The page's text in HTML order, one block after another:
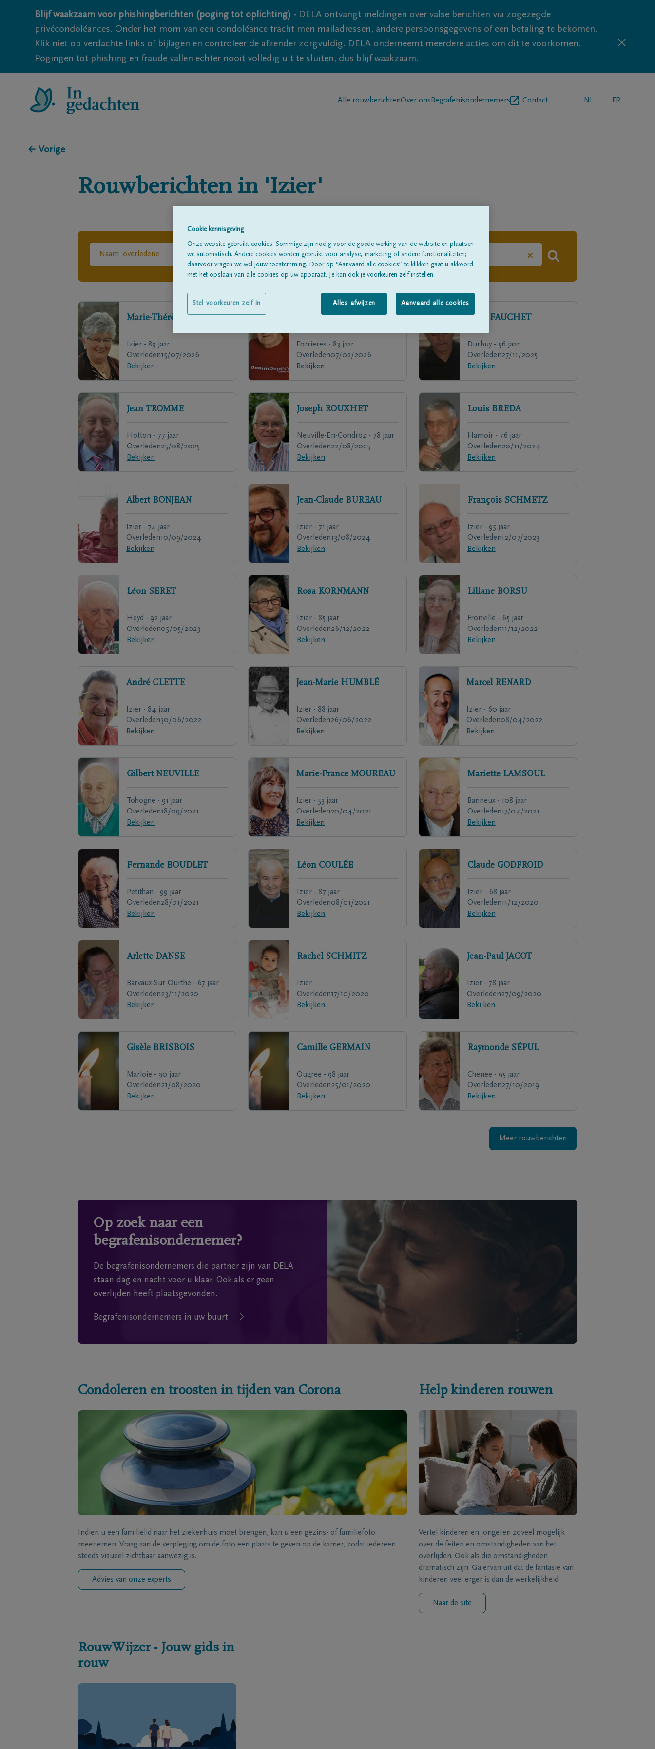
Blijf waakzaam voor phishingberichten (poging tot oplichting) - DELA ontvangt meldingen over valse berichten via zogezegde
privécondoléances. Onder het mom van een condoléance tracht men mailadressen, andere persoonsgegevens of een betaling te bekomen.
Klik niet op verdachte links of bijlagen en controleer de afzender zorgvuldig. DELA onderneemt meerdere acties om dit te voorkomen.
Pogingen tot phishing en fraude vallen echter nooit volledig uit te sluiten, dus blijf waakzaam.
Alle rouwberichtenOver ons Begrafenisondernemers Contact NL FR
← Vorige
Rouwberichten in 'Izier'
×
Marie-Thérèse
Izier - 89 jaar
Overleden15/07/2026
Bekijken
Forrieres - 83 jaar
Overleden07/02/2026
Bekijken
FAUCHET
Durbuy - 56 jaar
Overleden27/11/2025
Bekijken
Jean TROMME
Hotton - 77 jaar
Overleden25/08/2025
Bekijken
Joseph ROUXHET
Neuville-En-Condroz - 78 jaar
Overleden22/08/2025
Bekijken
Louis BREDA
Hamoir - 76 jaar
Overleden20/11/2024
Bekijken
Albert BONJEAN
Izier - 74 jaar
Overleden10/09/2024
Bekijken
Jean-Claude BUREAU
Izier - 71 jaar
Overleden13/08/2024
Bekijken
François SCHMETZ
Izier - 95 jaar
Overleden12/07/2023
Bekijken
Léon SERET
Heyd - 92 jaar
Overleden05/05/2023
Bekijken
Rosa KORNMANN
Izier - 85 jaar
Overleden26/12/2022
Bekijken
Liliane BORSU
Fronville - 65 jaar
Overleden11/12/2022
Bekijken
André CLETTE
Izier - 84 jaar
Overleden30/06/2022
Bekijken
Jean-Marie HUMBLÉ
Izier - 88 jaar
Overleden26/06/2022
Bekijken
Marcel RENARD
Izier - 60 jaar
Overleden08/04/2022
Bekijken
Gilbert NEUVILLE
Tohogne - 91 jaar
Overleden18/09/2021
Bekijken
Marie-France MOUREAU
Izier - 53 jaar
Overleden20/04/2021
Bekijken
Mariette LAMSOUL
Banneux - 108 jaar
Overleden17/04/2021
Bekijken
Fernande BOUDLET
Petithan - 99 jaar
Overleden28/01/2021
Bekijken
Léon COULÉE
Izier - 87 jaar
Overleden08/01/2021
Bekijken
Claude GODFROID
Izier - 68 jaar
Overleden11/12/2020
Bekijken
Arlette DANSE
Barvaux-Sur-Ourthe - 67 jaar
Overleden23/11/2020
Bekijken
Rachel SCHMITZ
Izier
Overleden17/10/2020
Bekijken
Jean-Paul JACOT
Izier - 78 jaar
Overleden27/09/2020
Bekijken
Gisèle BRISBOIS
Marloie - 90 jaar
Overleden21/08/2020
Bekijken
Camille GERMAIN
Ougree - 98 jaar
Overleden25/01/2020
Bekijken
Raymonde SÉPUL
Chenee - 95 jaar
Overleden27/10/2019
Bekijken
Meer rouwberichten
Op zoek naar een
begrafenisondernemer?
De begrafenisondernemers die partner zijn van DELA
staan dag en nacht voor u klaar. Ook als er geen
overlijden heeft plaatsgevonden.
Begrafenisondernemers in uw buurt
Condoleren en troosten in tijden van Corona
Indien u een familielid naar het ziekenhuis moet brengen, kan u een gezins- of familiefoto
meenemen. Vraag aan de verpleging om de foto een plaats te geven op de kamer, zodat iedereen
steeds visueel zichtbaar aanwezig is.
Advies van onze experts
Help kinderen rouwen
Vertel kinderen en jongeren zoveel mogelijk
over de feiten en omstandigheden van het
overlijden. Ook als die omstandigheden
dramatisch zijn. Ga ervan uit dat de fantasie van
kinderen veel erger is dan de werkelijkheid.
Naar de site
RouwWijzer - Jouw gids in
rouw
Cookie kennisgeving
Onze website gebruikt cookies. Sommige zijn nodig voor de goede werking van de website en plaatsen
we automatisch. Andere cookies worden gebruikt voor analyse, marketing of andere functionaliteiten;
daarvoor vragen we wél jouw toestemming. Door op “Aanvaard alle cookies” te klikken gaat u akkoord
met het opslaan van alle cookies op uw apparaat. Je kan ook je voorkeuren zelf instellen.
Alles afwijzen Aanvaard alle cookies
Stel voorkeuren zelf in